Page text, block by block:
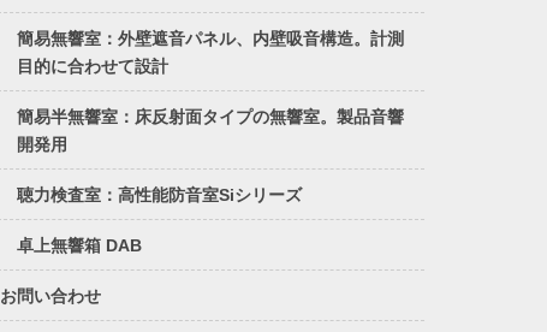
簡易無響室：外壁遮音パネル、内壁吸音構造。計測
目的に合わせて設計
簡易半無響室：床反射面タイプの無響室。製品音響
開発用
聴力検査室：高性能防音室Siシリーズ
卓上無響箱 DAB
お問い合わせ